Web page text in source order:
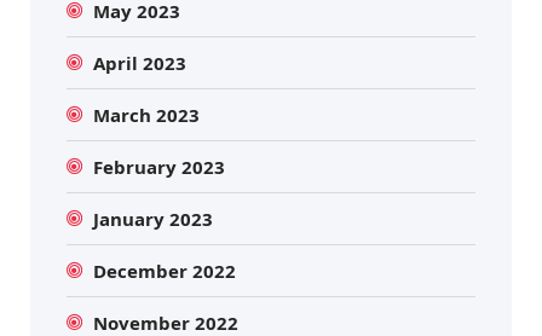
May 2023
April 2023
March 2023
February 2023
January 2023
December 2022
November 2022